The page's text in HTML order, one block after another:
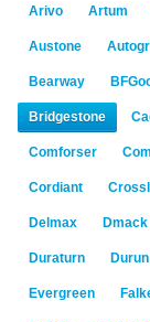
Arivo Artum
Austone
Bearway
Bridgestone
Comforser
Cordiant
Delmax Dmack
Duraturn Durun
Evergreen